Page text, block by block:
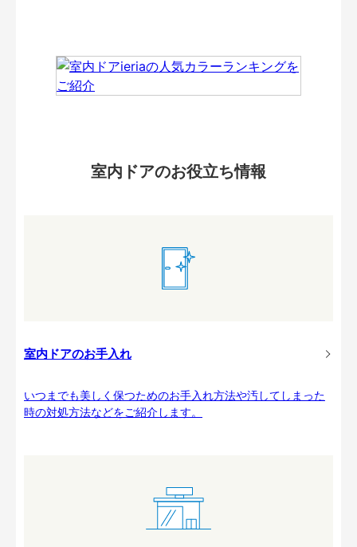
室内ドアのお役立ち情報
室内ドアのお手入れ
いつまでも美しく保つためのお手入れ方法や汚してしまった
時の対処方法などをご紹介します。